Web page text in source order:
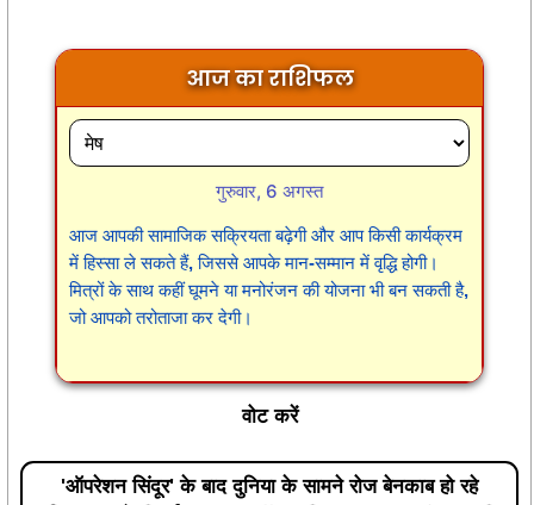
आज का राशिफल
गुरुवार, 6 अगस्त
आज आपकी सामाजिक सक्रियता बढ़ेगी और आप किसी कार्यक्रम
में हिस्सा ले सकते हैं, जिससे आपके मान-सम्मान में वृद्धि होगी।
मित्रों के साथ कहीं घूमने या मनोरंजन की योजना भी बन सकती है,
जो आपको तरोताजा कर देगी।
वोट करें
'ऑपरेशन सिंदूर' के बाद दुनिया के सामने रोज बेनकाब हो रहे